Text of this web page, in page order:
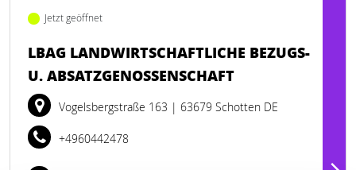
Jetzt geöffnet
LBAG LANDWIRTSCHAFTLICHE BEZUGS-
U. ABSATZGENOSSENSCHAFT
Vogelsbergstraße 163 | 63679 Schotten DE
+4960442478